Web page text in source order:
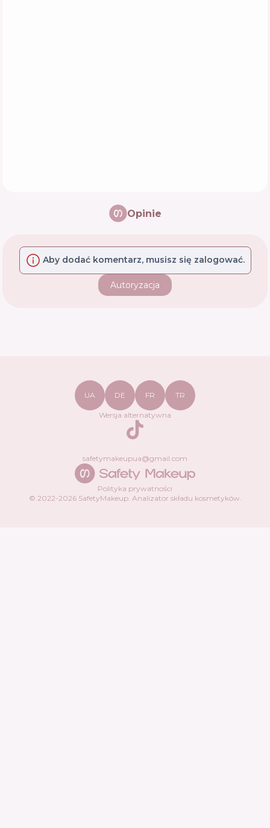
Opinie
Aby dodać komentarz, musisz się zalogować.
Autoryzacja
Polityka prywatności
© 2022-2026SafetyMakeup. Analizator składu kosmetyków.
UA DE FR TR
Wersja alternatywna
TikTok
safetymakeupua@gmail.com